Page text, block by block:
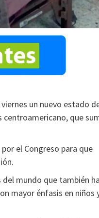
un nuevo estado
centroamericano, que
el Congreso para que
mundo que también
mayor énfasis en niños